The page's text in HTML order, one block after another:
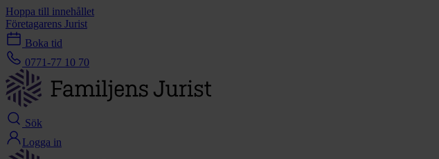
Hoppa till innehållet
Företagarens Jurist
Boka tid
0771-77 10 70
Sök
Logga in